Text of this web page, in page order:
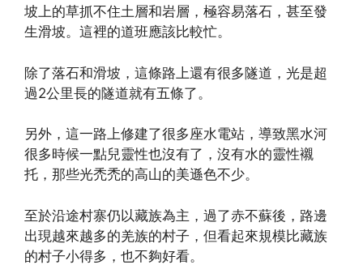
坡上的草抓不住土層和岩層，極容易落石，甚至發
生滑坡。這裡的道班應該比較忙。
除了落石和滑坡，這條路上還有很多隧道，光是超
過2公里長的隧道就有五條了。
另外，這一路上修建了很多座水電站，導致黑水河
很多時候一點兒靈性也沒有了，沒有水的靈性襯
托，那些光禿禿的高山的美遜色不少。
至於沿途村寨仍以藏族為主，過了赤不蘇後，路邊
出現越來越多的羌族的村子，但看起來規模比藏族
的村子小得多，也不夠好看。